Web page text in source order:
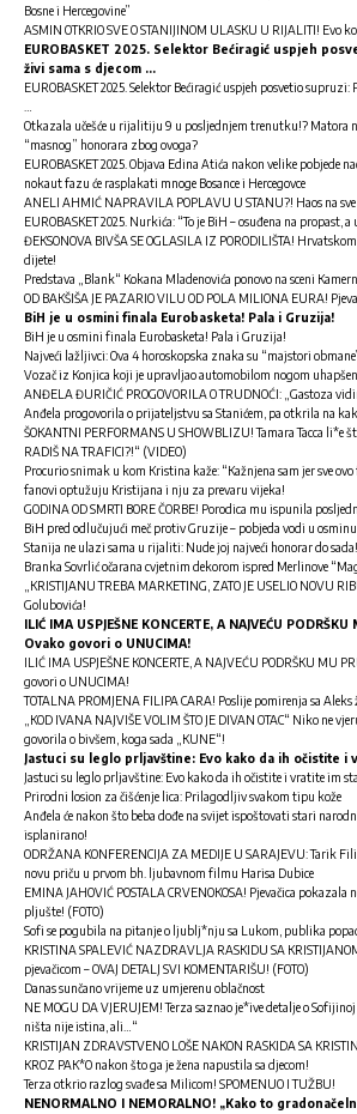
Bosne i Hercegovine”
ASMIN OTKRIO SVE O STANIJINOM ULASKU U RIJALITI! Evo
EUROBASKET 2025. Selektor Bećiragić uspjeh
živi sama s djecom …
EUROBASKET 2025. Selektor Bećiragić uspjeh posvetio supruzi:
Otkazala učešće u rijalitiju 9 u posljednjem trenutku!? Matora
“masnog” honorara zbog ovoga?
EUROBASKET 2025. Objava Edina Atića nakon velike pobjede
nokaut fazu će rasplakati mnoge Bosance i Hercegovce
ANELI AHMIĆ NAPRAVILA POPLAVU U STANU?! Haos na sve
EUROBASKET 2025. Nurkića: “To je BiH – osuđena na propast,
ĐEKSONOVA BIVŠA SE OGLASILA IZ PORODILIŠTA!
dijete!
Predstava „Blank“ Kokana Mladenovića ponovo na sceni
OD BAKŠIŠA JE PAZARIO VILU OD POLA MILIONA EURA!
BiH je u osmini finala Eurobasketa! Pala i Gruzija!
BiH je u osmini finala Eurobasketa! Pala i Gruzija!
Najveći lažljivci: Ova 4 horoskopska znaka su “majstori
Vozač iz Konjica koji je upravljao automobilom nogom uhapšen
ANĐELA ĐURIČIĆ PROGOVORILA O TRUDNOĆI: „Gastoza
Anđela progovorila o prijateljstvu sa Stanićem, pa otkrila na
ŠOKANTNI PERFORMANS U SHOWBLIZU! Tamara Tacca li*e
RADIŠ NA TRAFICI?!“ (VIDEO)
Procurio snimak u kom Kristina kaže: “Kažnjena sam jer sve
fanovi optužuju Kristijana i nju za prevaru vijeka!
GODINA OD SMRTI BORE ČORBE! Porodica mu ispunila
BiH pred odlučujući meč protiv Gruzije – pobjeda vodi u
Stanija ne ulazi sama u rijaliti: Nude joj najveći honorar do
Branka Sovrlić očarana cvjetnim dekorom ispred Merlinove
„KRISTIJANU TREBA MARKETING, ZATO JE USELIO NOVU
Golubovića!
ILIĆ IMA USPJEŠNE KONCERTE, A NAJVEĆU
Ovako govori o UNUCIMA!
ILIĆ IMA USPJEŠNE KONCERTE, A NAJVEĆU PODRŠKU MU
govori o UNUCIMA!
TOTALNA PROMJENA FILIPA CARA! Poslije pomirenja sa
„KOD IVANA NAJVIŠE VOLIM ŠTO JE DIVAN OTAC“ Niko ne
govorila o bivšem, koga sada „KUNE“!
Jastuci su leglo prljavštine: Evo kako da ih očistite i
Jastuci su leglo prljavštine: Evo kako da ih očistite i vratite im
Prirodni losion za čišćenje lica: Prilagodljiv svakom tipu kože
Anđela će nakon što beba dođe na svijet ispoštovati stari
isplanirano!
ODRŽANA KONFERENCIJA ZA MEDIJE U SARAJEVU: Tarik
novu priču u prvom bh. ljubavnom filmu Harisa Dubice
EMINA JAHOVIĆ POSTALA CRVENOKOSA! Pjevačica
pljušte! (FOTO)
Sofi se pogubila na pitanje o ljublj*nju sa Lukom, publika
KRISTINA SPALEVIĆ NAZDRAVLJA RASKIDU SA
pjevačicom – OVAJ DETALJ SVI KOMENTARIŠU! (FOTO)
Danas sunčano vrijeme uz umjerenu oblačnost
NE MOGU DA VJERUJEM! Terza saznao je*ive detalje o
ništa nije istina, ali…“
KRISTIJAN ZDRAVSTVENO LOŠE NAKON RASKIDA SA
KROZ PAK*O nakon što ga je žena napustila sa djecom!
Terza otkrio razlog svađe sa Milicom! SPOMENUO I TUŽBU!
NENORMALNO I NEMORALNO! „Kako to